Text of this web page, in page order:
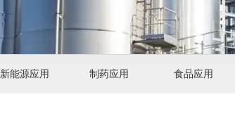
新能源应用 制药应用 食品应用